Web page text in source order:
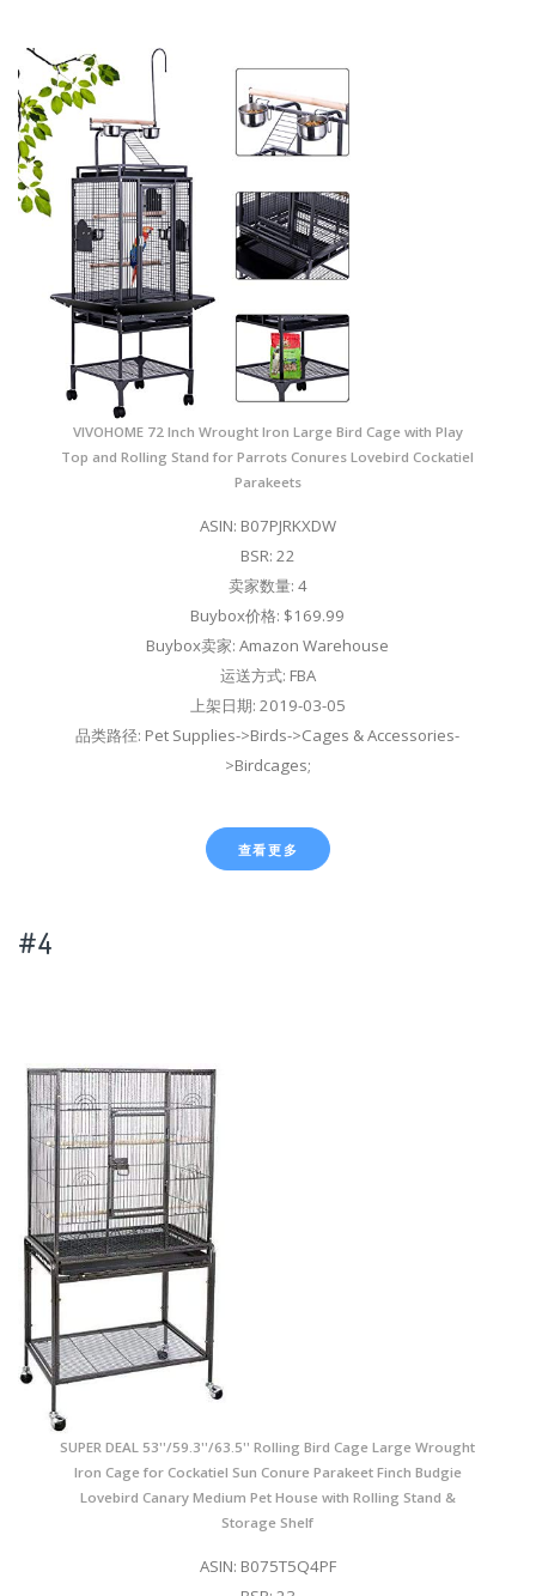
VIVOHOME 72 Inch Wrought Iron Large Bird Cage with Play
Top and Rolling Stand for Parrots Conures Lovebird Cockatiel
Parakeets
ASIN: B07PJRKXDW
BSR: 22
卖家数量: 4
Buybox价格: $169.99
Buybox卖家: Amazon Warehouse
运送方式: FBA
上架日期: 2019-03-05
品类路径: Pet Supplies->Birds->Cages & Accessories-
>Birdcages;
查看更多
#4
SUPER DEAL 53''/59.3''/63.5'' Rolling Bird Cage Large Wrought
Iron Cage for Cockatiel Sun Conure Parakeet Finch Budgie
Lovebird Canary Medium Pet House with Rolling Stand &
Storage Shelf
ASIN: B075T5Q4PF